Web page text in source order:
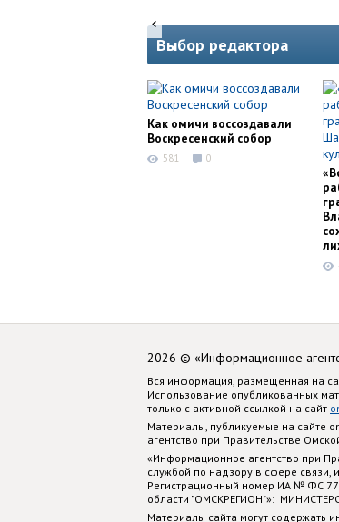
Выбор редактора
Как омичи воссоздавали
Воскресенский собор
581 0
2026 © «Информационное
Вся информация, размещенная на
Использование опубликованных
только с активной ссылкой на сайт
Материалы, публикуемые на сайте
агентство при Правительстве
«Информационное агентство при
службой по надзору в сфере
Регистрационный номер ИА № ФС 77
области "ОМСКРЕГИОН"»:
Материалы сайта могут содержать